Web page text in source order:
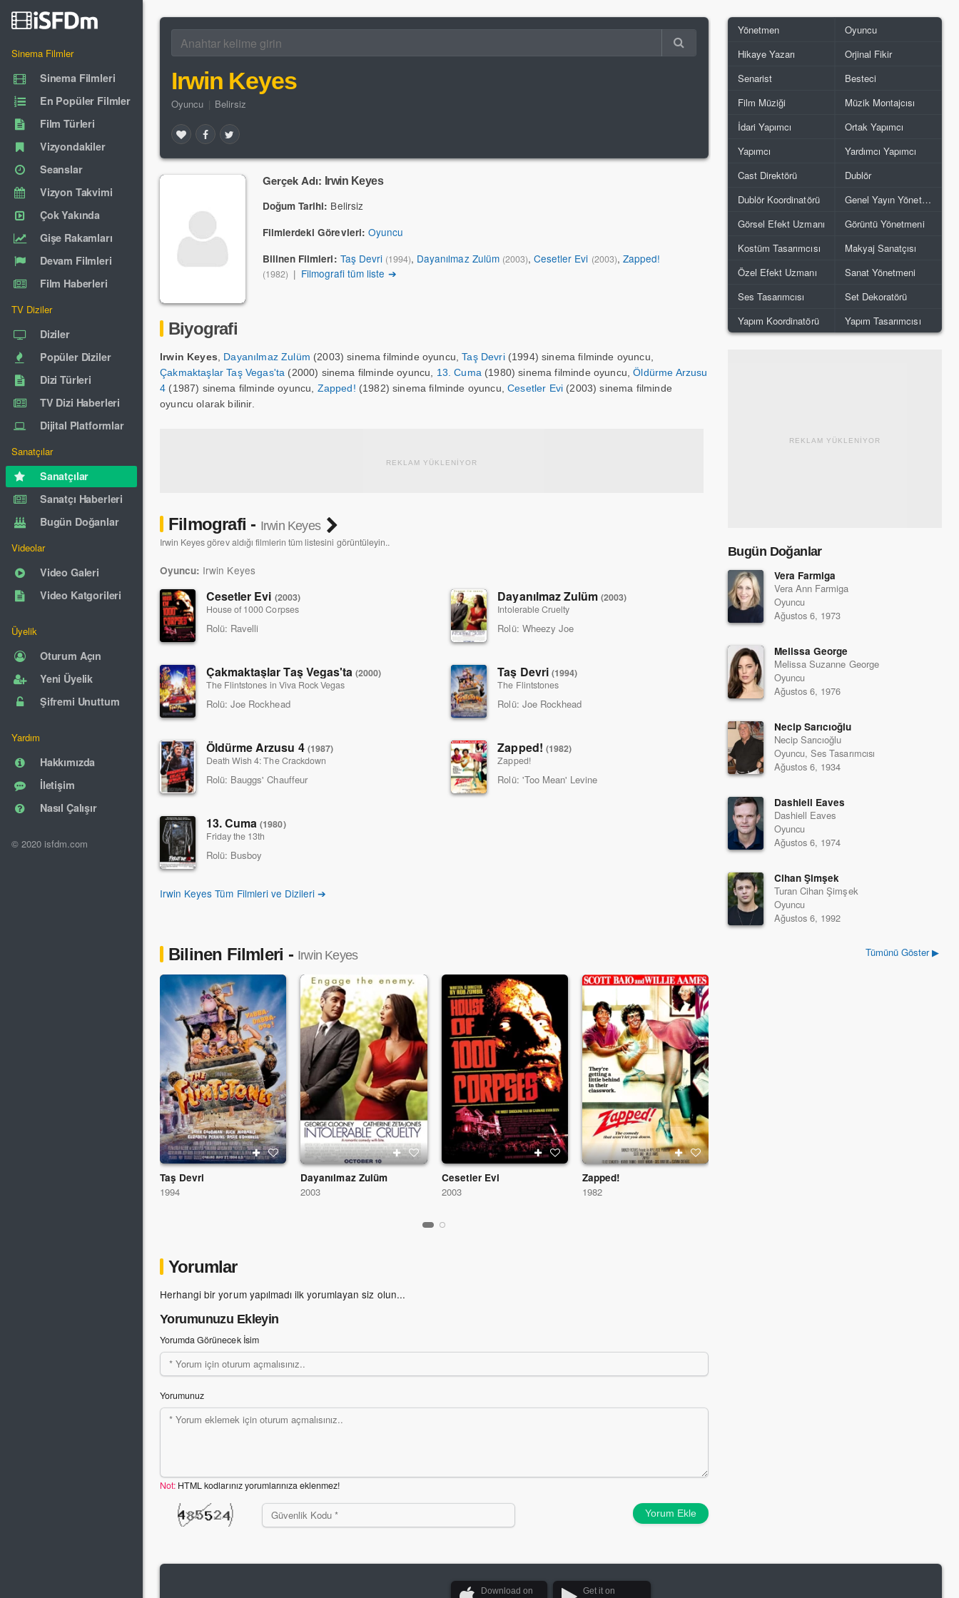
Sinema Filmler
Sinema Filmleri
En Popüler Filmler
Film Türleri
Vizyondakiler
Seanslar
Vizyon Takvimi
Çok Yakında
Gişe Rakamları
Devam Filmleri
Film Haberleri
TV Diziler
Diziler
Popüler Diziler
Dizi Türleri
TV Dizi Haberleri
Dijital Platformlar
Sanatçılar
Sanatçılar
Sanatçı Haberleri
Bugün Doğanlar
Videolar
Video Galeri
Video Katgorileri
Üyelik
Oturum Açın
Yeni Üyelik
Şifremi Unuttum
Yardım
Hakkımızda
İletişim
Nasıl Çalışır
© 2020 isfdm.com
Irwin Keyes
Oyuncu Belirsiz
Gerçek Adı: Irwin Keyes
Doğum Tarihi: Belirsiz
Filmlerdeki Görevleri: Oyuncu
Bilinen Filmleri: Taş Devri (1994), Dayanılmaz Zulüm (2003),Cesetler Evi (2003), Zapped!
(1982) | Filmografi tüm liste ➔
Biyografi
Irwin Keyes Dayanılmaz Zulüm (2003) sinema filminde oyuncu,Taş Devri(1994) sinema filminde oyuncu,
Çakmaktaşlar Taş Vegas'ta (2000) sinema filminde oyuncu, 13. Cuma (1980) sinema filminde oyuncu,Öldürme Arzusu
4 (1987) sinema filminde oyuncu, Zapped! (1982) sinema filminde oyuncu,Cesetler Evi (2003) sinema filminde
oyuncu olarak bilinir.
REKLAM YÜKLENİYOR
Filmografi - Irwin Keyes
Irwin Keyes görev aldığı filmlerin tüm listesini görüntüleyin..
Oyuncu: Irwin Keyes
Cesetler Evi (2003)
House of 1000 Corpses
Rolü: Ravelli
Dayanılmaz Zulüm(2003)
Intolerable Cruelty
Rolü: Wheezy Joe
Çakmaktaşlar Taş Vegas'ta (2000)
The Flintstones in Viva Rock Vegas
Rolü: Joe Rockhead
Taş Devri (1994)
The Flintstones
Rolü: Joe Rockhead
Öldürme Arzusu 4 (1987)
Death Wish 4: The Crackdown
Rolü: Bauggs' Chauffeur
Zapped! (1982)
Zapped!
Rolü: 'Too Mean' Levine
13. Cuma(1980)
Friday the 13th
Rolü: Busboy
Irwin Keyes Tüm Filmleri ve Dizileri ➔
Bilinen Filmleri - Irwin Keyes
Taş Devri
1994
Dayanılmaz Zulüm
2003
Cesetler Evi
2003
Zapped!
1982
Yorumlar
Herhangi bir yorum yapılmadı ilk yorumlayan siz olun...
Yorumunuzu Ekleyin
Yorumda Görünecek İsim
Yorumunuz
Not: HTML kodlarınız yorumlarınıza eklenmez!
Yorum Ekle
Yönetmen
Oyuncu
Hikaye Yazarı
Orjinal Fikir
Senarist
Besteci
Film Müziği
Müzik Montajcısı
İdari Yapımcı
Ortak Yapımcı
Yapımcı
Yardımcı Yapımcı
Cast Direktörü
Dublör
Dublör Koordinatörü
Genel Yayın Yönetmeni
Görsel Efekt Uzmanı
Görüntü Yönetmeni
Kostüm Tasarımcısı
Makyaj Sanatçısı
Özel Efekt Uzmanı
Sanat Yönetmeni
Ses Tasarımcısı
Set Dekoratörü
Yapım Koordinatörü
Yapım Tasarımcısı
REKLAM YÜKLENİYOR
Bugün Doğanlar
Vera Farmiga
Vera Ann Farmiga
Oyuncu
Ağustos 6, 1973
Melissa George
Melissa Suzanne George
Oyuncu
Ağustos 6, 1976
Necip Sarıcıoğlu
Necip Sarıcıoğlu
Oyuncu, Ses Tasarımcısı
Ağustos 6, 1934
Dashiell Eaves
Dashiell Eaves
Oyuncu
Ağustos 6, 1974
Cihan Şimşek
Turan Cihan Şimşek
Oyuncu
Ağustos 6, 1992
Tümünü Göster ▶
Download on Get it on